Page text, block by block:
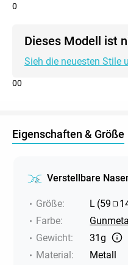
0
Dieses Modell ist
Sieh die neuesten Stile
00
Eigenschaften & Größe
Verstellbare
Größe: L (59
Farbe:
Gewicht:
31g
Material:
Metall